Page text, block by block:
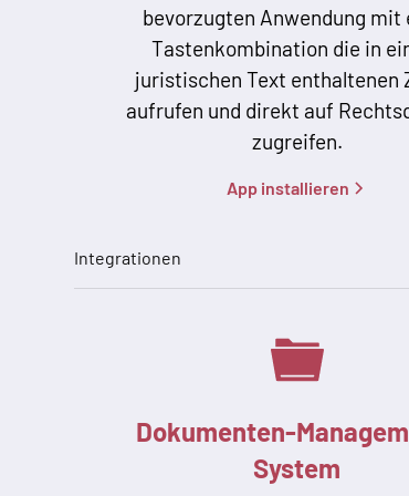
bevorzugten Anwendung mit
Tastenkombination die in
juristischen Text enthaltenen
aufrufen und direkt auf
zugreifen.
App installieren
Integrationen
Dokumenten-
System